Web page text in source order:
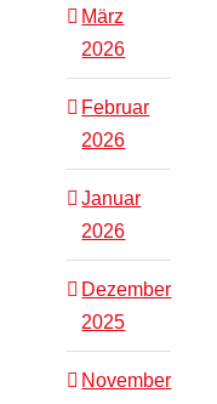
März
2026
Februar
2026
Januar
2026
Dezember
2025
November